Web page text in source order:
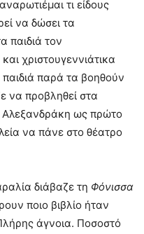
τι είδους
να δώσει τα
παιδιά τον
χριστουγεννιάτικα
παρά τα βοηθούν
να προβληθεί στα
Αλεξανδράκη ως πρώτο
να πάνε στο θέατρο
διάβαζε τη Φόνισσα
ποιο βιβλίο ήταν
άγνοια. Ποσοστό